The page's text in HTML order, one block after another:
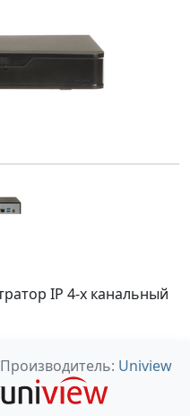
IP 4-х канальный
Производитель: Uniview